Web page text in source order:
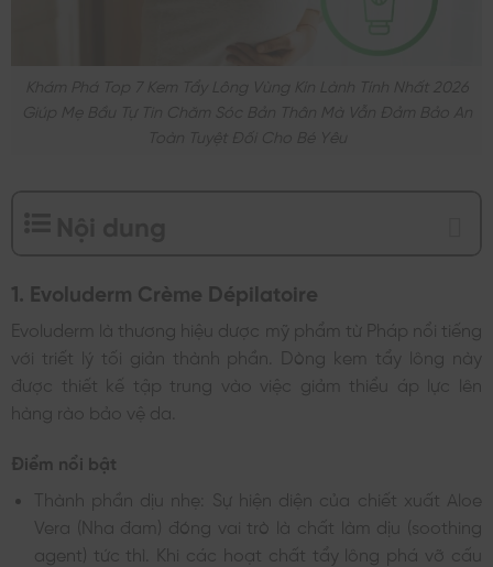
Khám Phá Top 7 Kem Tẩy Lông Vùng Kín Lành Tính Nhất 2026
Giúp Mẹ Bầu Tự Tin Chăm Sóc Bản Thân Mà Vẫn Đảm Bảo An
1. Evoluderm Crème Dépilatoire
Evoluderm là thương hiệu dược mỹ phẩm từ Pháp nổi tiếng
với triết lý tối giản thành phần. Dòng kem tẩy lông này
được thiết kế tập trung vào việc giảm thiểu áp lực lên
hàng rào bảo vệ da.
Điểm nổi bật
Thành phần dịu nhẹ: Sự hiện diện của chiết xuất Aloe
Vera (Nha đam) đóng vai trò là chất làm dịu (soothing
agent) tức thì. Khi các hoạt chất tẩy lông phá vỡ cấu